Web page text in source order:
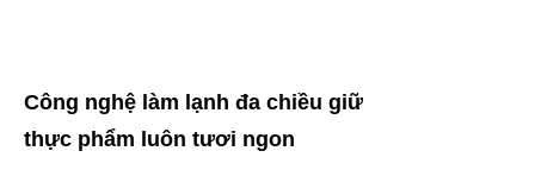
Công nghệ làm lạnh đa chiều giữ
thực phẩm luôn tươi ngon